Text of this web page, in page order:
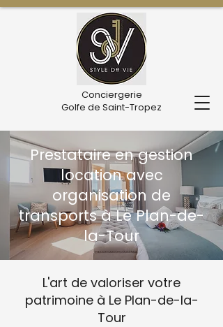
Conciergerie
Golfe de Saint-Tropez
Prestataire en gestion
location avec
organisation de
transports à Le Plan-de-
la-Tour
L'art de valoriser votre
patrimoine à Le Plan-de-la-
Tour